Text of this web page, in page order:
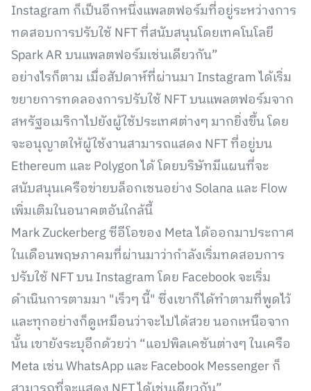
Instagram ก็เป็นอีกหนึ่งแพลตฟอร์มที่อยู่ระหว่างการ
ทดสอบการปรับใช้ NFT ที่สนับสนุนโดยเทคโนโลยี
Spark AR บนแพลตฟอร์มเช่นเดียวกัน”
อย่างไรก็ตาม เมื่อสัปดาห์ที่ผ่านมา Instagram ได้เริ่ม
ขยายการทดลองการปรับใช้ NFT บนแพลตฟอร์มจาก
สหรัฐอเมริกาไปยังผู้ใช้ประเทศต่างๆ มากยิ่งขึ้น โดย
จะอนุญาตให้ผู้ใช้งานสามารถแสดง NFT ที่อยู่บน
Ethereum และ Polygon ได้ โดยบริษัทมีแผนที่จะ
สนับสนุนเครือข่ายบล็อกเชนอย่าง Solana และ Flow
เพิ่มเติมในอนาคตอันใกล้นี้
Mark Zuckerberg ซีอีโอของ Meta ได้ออกมาประกาศ
ในเดือนพฤษภาคมที่ผ่านมาว่ากำลังเริ่มทดสอบการ
ปรับใช้ NFT บน Instagram โดย Facebook จะเริ่ม
ดำเนินการตามมา "เร็วๆ นี้" ซึ่งเขาก็ได้ทำตามที่พูดไว้
และทุกอย่างก็ดูเหมือนว่าจะไปได้สวย นอกเหนือจาก
นั้น เขายังระบุอีกด้วยว่า “แอปพิลเคชันต่างๆ ในเครือ
Meta เช่น WhatsApp และ Facebook Messenger ก็